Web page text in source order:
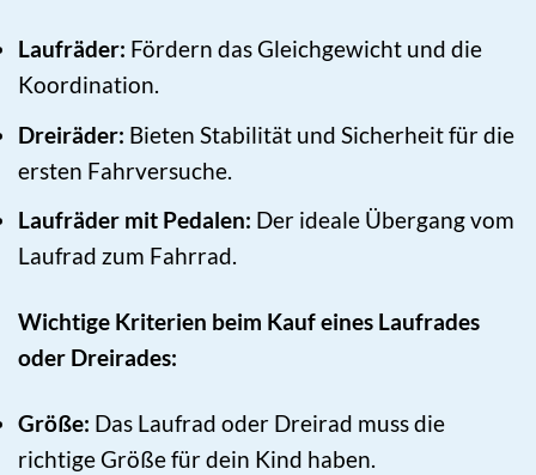
Laufräder: Fördern das Gleichgewicht und die
Koordination.
Dreiräder: Bieten Stabilität und Sicherheit für die
ersten Fahrversuche.
Laufräder mit Pedalen: Der ideale Übergang vom
Laufrad zum Fahrrad.
Wichtige Kriterien beim Kauf eines Laufrades
oder Dreirades:
Größe: Das Laufrad oder Dreirad muss die
richtige Größe für dein Kind haben.